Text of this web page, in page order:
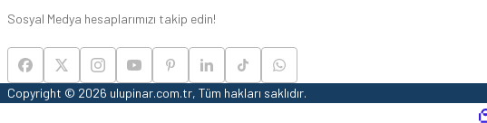
Sosyal Medya hesaplarımızı takip edin!
Copyright © 2026 ulupinar.com.tr, Tüm hakları saklıdır.